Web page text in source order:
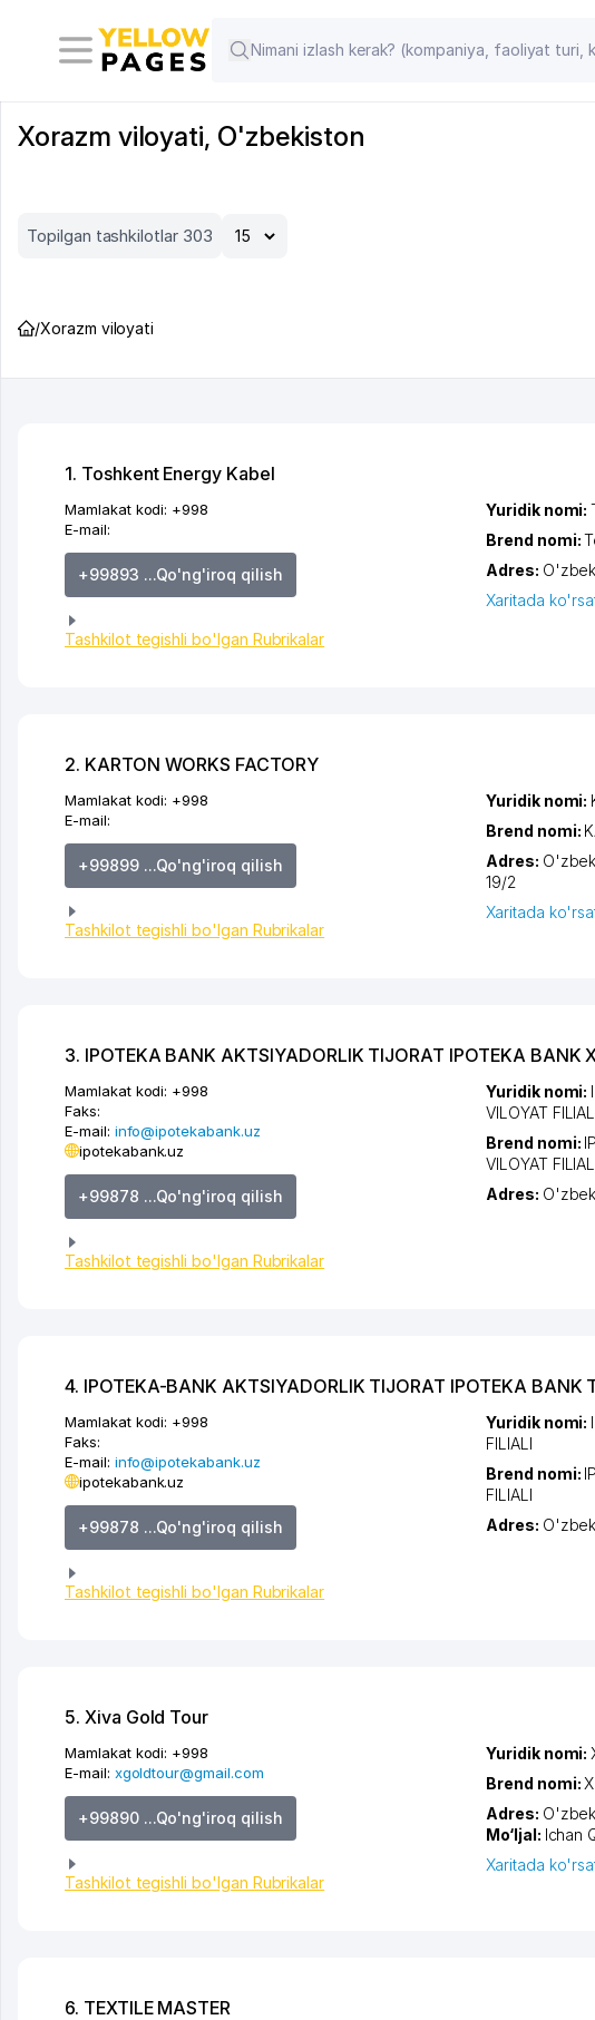
Xorazm viloyati, O'zbekiston
Topilgan tashkilotlar 303
/Xorazm viloyati
1. Toshkent Energy Kabel
Mamlakat kodi: +998
E-mail:
+99893 ...Qo'ng'iroq qilish
Tashkilot tegishli bo'lgan Rubrikalar
Yuridik nomi:
Brend nomi:
Adres:
Xaritada
2. KARTON WORKS FACTORY
Mamlakat kodi: +998
E-mail:
+99899 ...Qo'ng'iroq qilish
Tashkilot tegishli bo'lgan Rubrikalar
Yuridik nomi:
Brend nomi:
Adres:
19/2
Xaritada
3. IPOTEKA BANK AKTSIYADORLIK TIJORAT IPOTEKA BANK
Mamlakat kodi: +998
Faks:
E-mail: info@ipotekabank.uz
ipotekabank.uz
+99878 ...Qo'ng'iroq qilish
Tashkilot tegishli bo'lgan Rubrikalar
Yuridik nomi:
VILOYAT
Brend nomi:
VILOYAT
Adres:
4. IPOTEKA-BANK AKTSIYADORLIK TIJORAT IPOTEKA BANK
Mamlakat kodi: +998
Faks:
E-mail: info@ipotekabank.uz
ipotekabank.uz
+99878 ...Qo'ng'iroq qilish
Tashkilot tegishli bo'lgan Rubrikalar
Yuridik nomi:
FILIALI
Brend nomi:
FILIALI
Adres:
5. Xiva Gold Tour
Mamlakat kodi: +998
E-mail: xgoldtour@gmail.com
+99890 ...Qo'ng'iroq qilish
Tashkilot tegishli bo'lgan Rubrikalar
Yuridik nomi:
Brend nomi:
Adres:
Mo‘ljal: Ichan
Xaritada
6. TEXTILE MASTER